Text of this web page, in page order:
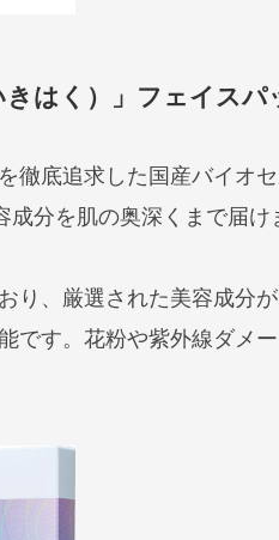
はく）」フェイスパ
徹底追求した国産バイオ
分を肌の奥深くまで届け
り、厳選された美容成分
です。花粉や紫外線ダメ